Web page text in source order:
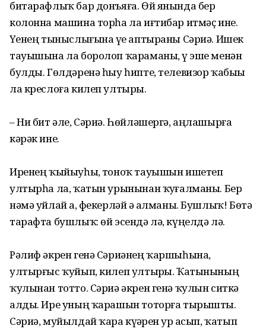
битараф­лыҡ бар донъяға. Өй янында бер
колонна машина торһа ла иғтибар итмәҫ ине.
Үҙенең тыныслығына үҙе аптыраны Сәриә. Ишек
тауышына ла боролоп ҡараманы, үҙ эше менән
булды. Гөлдәренә һыу һипте, телевизор ҡабыҙҙы
ла креслоға килеп ултырҙы.
– Ни бит әле, Сәриә. Һөйләшергә, аңлашырға
кәрәк ине.
Иренең ҡыйыуһыҙ, тоноҡ тауышын ишетеп
ултырһа ла, ҡатын урынынан ҡуҙғалманы. Бер
нәмә уйлай ҙа, фекерләй ҙә алманы. Бушлыҡ! Бөтә
тарафта бушлыҡ: өй эсендә лә, күңелдә лә.
Рәлиф әкрен генә Сәриәнең ҡаршыһына,
ултырғыс ҡуйып, килеп ултырҙы. Ҡатынының
ҡулынан тотто. Сәриә әкрен генә ҡулын ситкә
алды. Ире уның ҡарашын тоторға тырышты.
Сәриә, муйылдай ҡара күҙҙәрен ҙур асып, ҡатып